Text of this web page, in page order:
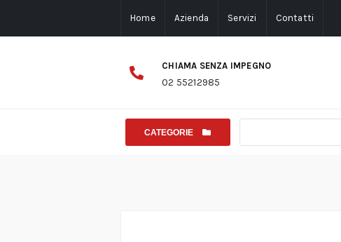
Home Azienda Servizi Contatti
CHIAMA SENZA IMPEGNO
02 55212985
CATEGORIE